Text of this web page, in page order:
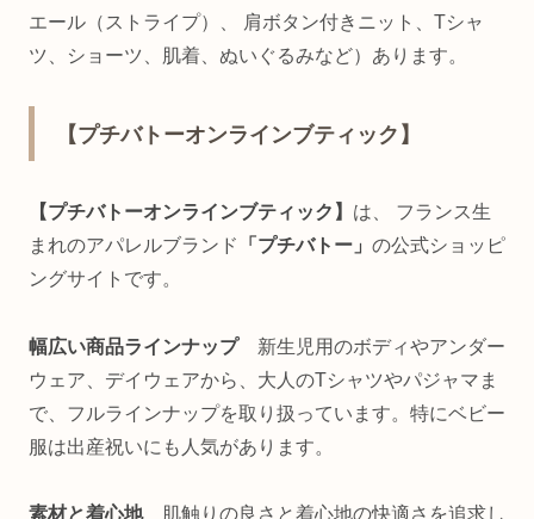
エール（ストライプ）、 肩ボタン付きニット、Tシャ
ツ、ショーツ、肌着、ぬいぐるみなど）あります。
【プチバトーオンラインブティック】
【プチバトーオンラインブティック】 は、 フランス生
まれのアパレルブランド
「プチバトー」 の公式ショッピ
ングサイトです。
幅広い商品ラインナップ 新生児用のボディやアンダー
ウェア、デイウェアから、大人のTシャツやパジャマま
で、フルラインナップを取り扱っています。特にベビー
服は出産祝いにも人気があります。
素材と着心地 肌触りの良さと着心地の快適さを追求し